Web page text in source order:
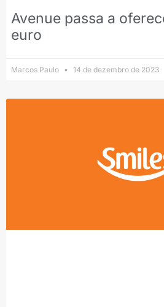
Avenue passa a
euro
Marcos Paulo 14 de dezembro de 2023